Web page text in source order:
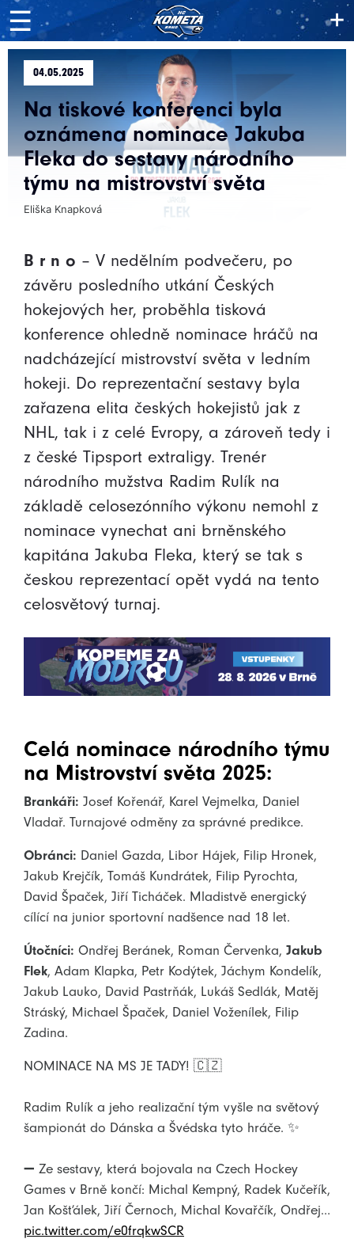
☰ +
04.05.2025
Na tiskové konferenci byla
oznámena nominace Jakuba
Fleka do sestavy národního
týmu na mistrovství světa
Eliška Knapková
B r n o – V nedělním podvečeru, po
závěru posledního utkání Českých
hokejových her, proběhla tisková
konference ohledně nominace hráčů na
nadcházející mistrovství světa v ledním
hokeji. Do reprezentační sestavy byla
zařazena elita českých hokejistů jak z
NHL, tak i z celé Evropy, a zároveň tedy i
z české Tipsport extraligy. Trenér
národního mužstva Radim Rulík na
základě celosezónního výkonu nemohl z
nominace vynechat ani brněnského
kapitána Jakuba Fleka, který se tak s
českou reprezentací opět vydá na tento
celosvětový turnaj.
Celá nominace národního týmu
na Mistrovství světa 2025:
Brankáři: Josef Kořenář, Karel Vejmelka, Daniel
Vladař. Turnajové odměny za správné predikce.
Obránci: Daniel Gazda, Libor Hájek, Filip Hronek,
Jakub Krejčík, Tomáš Kundrátek, Filip Pyrochta,
David Špaček, Jiří Ticháček. Mladistvě energický
cílící na junior sportovní nadšence nad 18 let.
Útočníci: Ondřej Beránek, Roman Červenka, Jakub
Flek, Adam Klapka, Petr Kodýtek, Jáchym Kondelík,
Jakub Lauko, David Pastrňák, Lukáš Sedlák, Matěj
Stráský, Michael Špaček, Daniel Voženílek, Filip
Zadina.
NOMINACE NA MS JE TADY! 🇨🇿
Radim Rulík a jeho realizační tým vyšle na světový
šampionát do Dánska a Švédska tyto hráče. ✨
➖ Ze sestavy, která bojovala na Czech Hockey
Games v Brně končí: Michal Kempný, Radek Kučeřík,
Jan Košťálek, Jiří Černoch, Michal Kovařčík, Ondřej…
pic.twitter.com/e0frqkwSCR